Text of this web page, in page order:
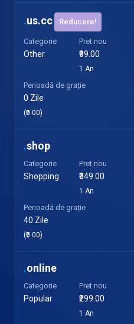
.us.cc Reducere!
Categorie
Other
Pret nou
₹99.00
1 An
Perioadă de grație
0 Zile
(₹0.00)
.shop
Categorie
Shopping
Pret nou
₹349.00
1 An
Perioadă de grație
40 Zile
(₹0.00)
.online
Categorie
Popular
Pret nou
₹299.00
1 An